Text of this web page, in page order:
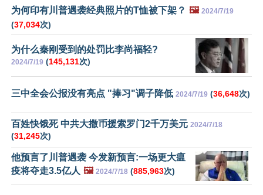
为何印有川普遇袭经典照片的T恤被下架？ 🖼️ 2024/7/19
(37,034次)
为什么秦刚受到的处罚比李尚福轻?
2024/7/19 (145,131次)
三中全会公报没有亮点 "捧习"调子降低 2024/7/19 (36,648次)
百姓快饿死 中共大撒币援索罗门2千万美元 2024/7/18
(31,245次)
他预言了川普遇袭 今发新预言:一场更大瘟
疫将夺走3.5亿人 🖼️ 2024/7/18 (885,963次)